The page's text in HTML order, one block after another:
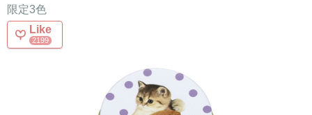
限定3色
Like
2199